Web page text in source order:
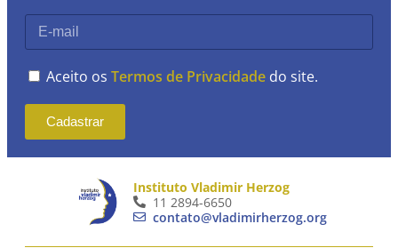
Aceito os Termos de Privacidade do site.
Cadastrar
Instituto Vladimir Herzog
11 2894-6650
contato@vladimirherzog.org